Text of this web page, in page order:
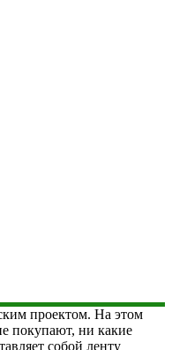
проектом. На этом
покупают, ни какие
собой ленту